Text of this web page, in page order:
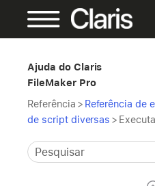
Ajuda do Claris
FileMaker Pro
Referência > Referência de
de script diversas >